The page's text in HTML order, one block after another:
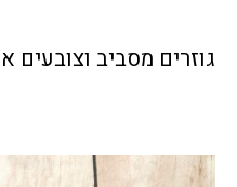
גוזרים מסביב וצובעים